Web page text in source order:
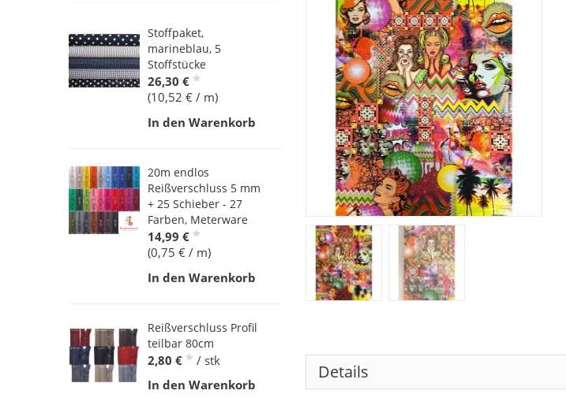
Details
Stoffpaket,
marineblau, 5
Stoffstücke
26,30 € *
(10,52 € / m)
In den Warenkorb
20m endlos
Reißverschluss 5 mm
+ 25 Schieber - 27
Farben, Meterware
14,99 € *
(0,75 € / m)
In den Warenkorb
Reißverschluss Profil
teilbar 80cm
2,80 € * / stk
In den Warenkorb